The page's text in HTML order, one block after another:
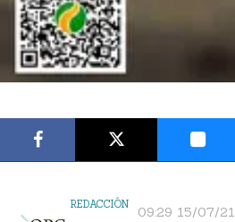
REDACCIÓN 09:29 15/07/21